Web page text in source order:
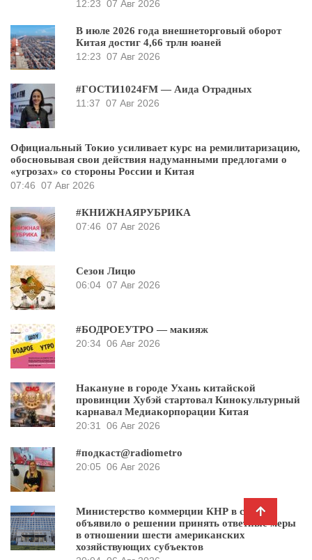
12:23 07 Авг 2026
В июле 2026 года внешнеторговый оборот
Китая достиг 4,66 трлн юаней
12:23 07 Авг 2026
#ГОСТИ1024FM — Аида Отрадных
11:37 07 Авг 2026
Официальный Токио усиливает курс на ремилитаризацию,
обосновывая свои действия надуманными предлогами о
«угрозах» со стороны России и Китая
07:46 07 Авг 2026
#КНИЖНАЯРУБРИКА
07:46 07 Авг 2026
Сезон Лицю
06:04 07 Авг 2026
#БОДРОЕУТРО — макияж
20:34 06 Авг 2026
Накануне в городе Ухань китайской
провинции Хубэй стартовал Кинокультурный
карнавал Медиакорпорации Китая
20:31 06 Авг 2026
#подкаст@radiometro
20:05 06 Авг 2026
Министерство коммерции КНР в среду
объявило о решении принять ответные меры
в отношении шести американских
хозяйствующих субъектов